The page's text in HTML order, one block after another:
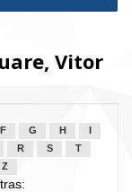
Vitor
F G H
R S
T
Z